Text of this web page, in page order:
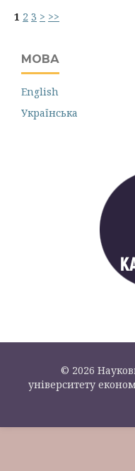
1 2 3 > >>
МОВА
English
Українська
© 2026
університету